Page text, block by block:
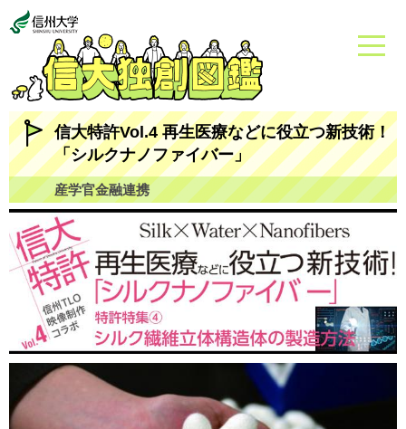
信大特許Vol.4 再生医療などに役立つ新技術！
「シルクナノファイバー」
産学官金融連携